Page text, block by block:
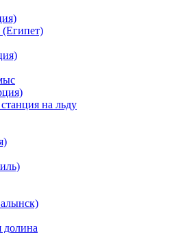
(Египет)
на льду
долина